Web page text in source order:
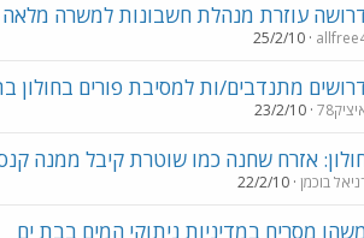
עוזרת מנהלת חשבונות למשרה מלאה
25/2/10
מתנדבים/ות למסיבת פורים בחולון
23/2/10
אזרח שחנה כמו שוטרת קיבל ממנה
בוכמן 22/2/10
מסריח במדיניות ניתוקי המים בבת ים